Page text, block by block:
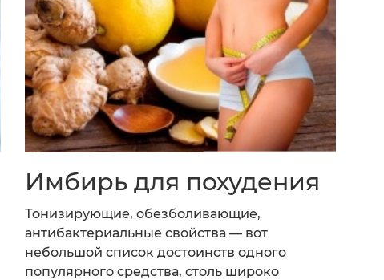
Имбирь для похудения
Тонизирующие, обезболивающие,
антибактериальные свойства — вот
небольшой список достоинств одного
популярного средства, столь широко